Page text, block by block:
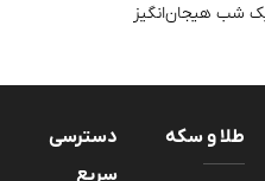
یک شب هیجان‌انگیز
طلا و سکه
دسترسی
سریع